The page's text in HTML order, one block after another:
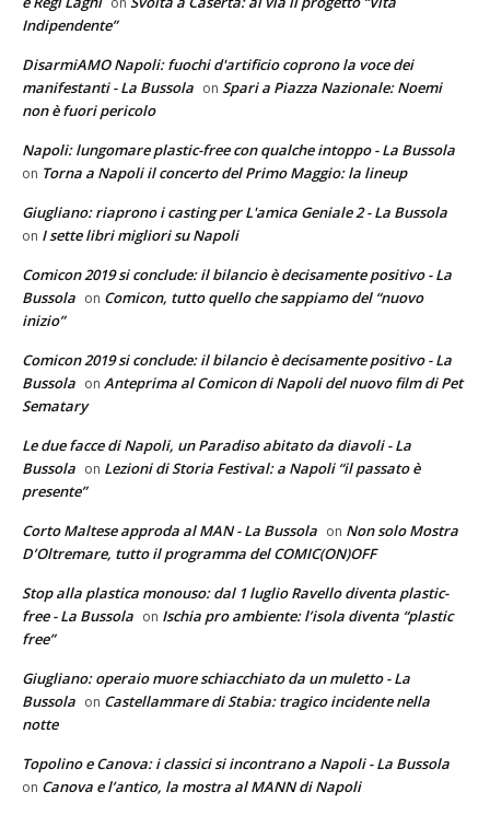
Indipendente”
DisarmiAMO Napoli: fuochi d'artificio coprono la voce dei
manifestanti - La Bussola on Spari a Piazza Nazionale: Noemi
non è fuori pericolo
Napoli: lungomare plastic-free con qualche intoppo - La Bussola
on Torna a Napoli il concerto del Primo Maggio: la lineup
Giugliano: riaprono i casting per L'amica Geniale 2 - La Bussola
on I sette libri migliori su Napoli
Comicon 2019 si conclude: il bilancio è decisamente positivo - La
Bussola on Comicon, tutto quello che sappiamo del “nuovo
inizio”
Comicon 2019 si conclude: il bilancio è decisamente positivo - La
Bussola on Anteprima al Comicon di Napoli del nuovo film di Pet
Sematary
Le due facce di Napoli, un Paradiso abitato da diavoli - La
Bussola on Lezioni di Storia Festival: a Napoli “il passato è
presente”
Corto Maltese approda al MAN - La Bussola on Non solo Mostra
D’Oltremare, tutto il programma del COMIC(ON)OFF
Stop alla plastica monouso: dal 1 luglio Ravello diventa plastic-
free - La Bussola on Ischia pro ambiente: l’isola diventa “plastic
free”
Giugliano: operaio muore schiacchiato da un muletto - La
Bussola on Castellammare di Stabia: tragico incidente nella
notte
Topolino e Canova: i classici si incontrano a Napoli - La Bussola
on Canova e l’antico, la mostra al MANN di Napoli